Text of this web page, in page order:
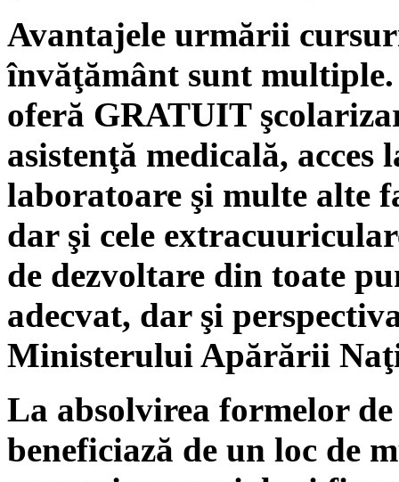
Avantajele urmării
învăţământ sunt
oferă GRATUIT
asistenţă medicală,
laboratoare şi multe alte
dar şi cele
de dezvoltare din toate
adecvat, dar şi
Ministerului Apărării
La absolvirea formelor
beneficiază de un loc de